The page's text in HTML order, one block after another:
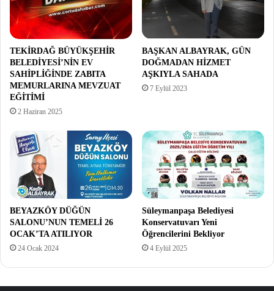
TEKİRDAĞ BÜYÜKŞEHİR
BELEDİYESİ’NİN EV
SAHİPLİĞİNDE ZABITA
MEMURLARINA MEVZUAT
EĞİTİMİ
2 Haziran 2025
BAŞKAN ALBAYRAK, GÜN
DOĞMADAN HİZMET
AŞKIYLA SAHADA
7 Eylül 2023
BEYAZKÖY DÜĞÜN
SALONU’NUN TEMELİ 26
OCAK’TA ATILIYOR
24 Ocak 2024
Süleymanpaşa Belediyesi
Konservatuvarı Yeni
Öğrencilerini Bekliyor
4 Eylül 2025